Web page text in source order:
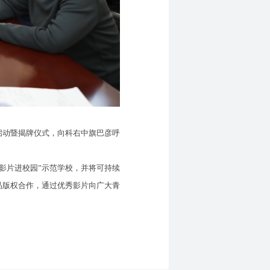
暨揭牌仪式，向科右中旗巴彦呼
进校园”示范学校，并将可持续
权合作，通过优秀影片向广大青